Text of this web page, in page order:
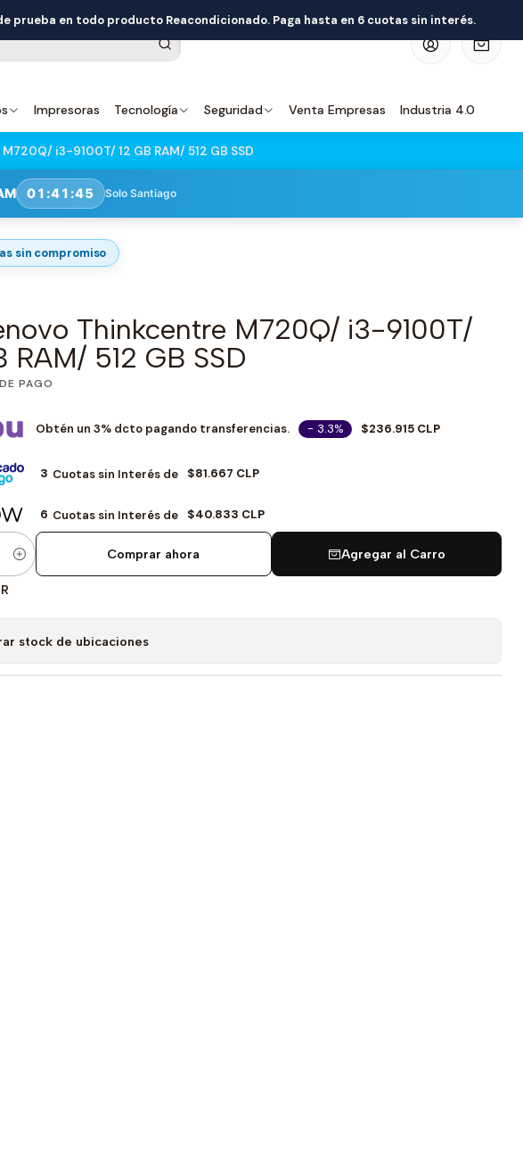
Impresoras Tecnología Seguridad Venta Empresas Industria 4.0
prueba en todo producto Reacondicionado. Paga hasta en 6 cuotas sin interés.
i3-9100T/ 12 GB RAM/ 512 GB SSD
01:41:44 Solo Santiago
sin compromiso
Thinkcentre M720Q/ i3-9100T/
RAM/ 512 GB SSD
PAGO
Obtén un 3% dcto pagando transferencias. - 3.3% $236.915 CLP
3 Cuotas sin Interés de $81.667 CLP
6 Cuotas sin Interés de $40.833 CLP
Agregar al Carro
Comprar ahora
stock de ubicaciones